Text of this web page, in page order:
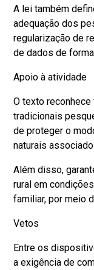
A lei também
adequação dos
regularização de
de dados de
Apoio à atividade
O texto
tradicionais
de proteger o
naturais
Além disso,
rural em
familiar, por meio
Vetos
Entre os
a exigência de